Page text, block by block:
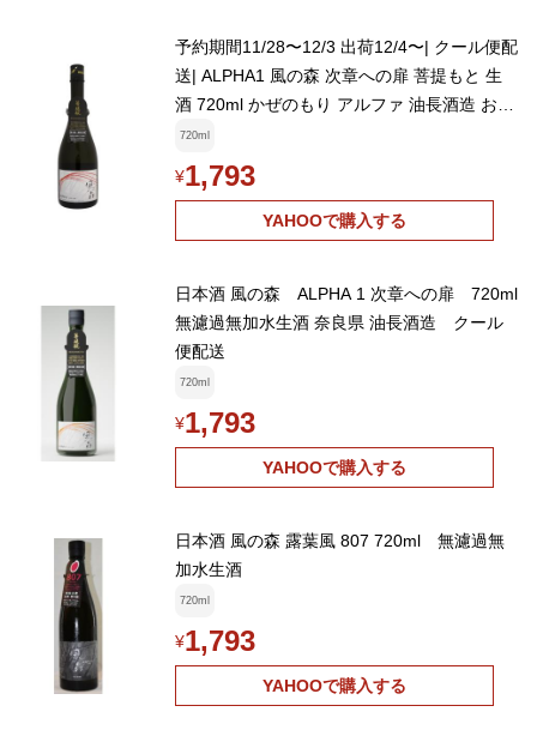
予約期間11/28〜12/3 出荷12/4〜| クール便配
送| ALPHA1 風の森 次章への扉 菩提もと 生
酒 720ml かぜのもり アルファ 油長酒造 お中
元ギフト
720ml
¥1,793
YAHOOで購入する
日本酒 風の森 ALPHA 1 次章への扉 720ml
無濾過無加水生酒 奈良県 油長酒造 クール
便配送
720ml
¥1,793
YAHOOで購入する
日本酒 風の森 露葉風 807 720ml 無濾過無
加水生酒
720ml
¥1,793
YAHOOで購入する